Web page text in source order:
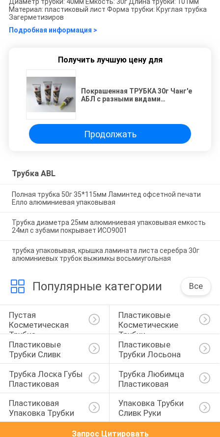
Диаметр трубки: 40мм Емкость: 30г Длина трубки: 101мм
Материал: пластиковый лист Форма трубки: Круглая трубка
Загерметизиров
Подробная информация >
Получить лучшую цену для
Покрашенная ТРУБКА 30г Чанг'е
АБЛ с разными видами
Продолжать
Трубка ABL
Полная трубка 50г 35*115мм Ламинтед офсетной печати
Елло алюминиевая упаковывая
Трубка диаметра 25мм алюминиевая упаковывая емкость
24мл с зубами покрывает ИСО9001
трубка упаковывая, крышка ламината листа серебра 30г
алюминиевых трубок выжимкы восьмиугольная
Популярные категории Все
Пустая
Косметическая
Трубка
Пластиковые
Косметические
Трубки
Пластиковые
Трубки Сливк
Пластиковые
Трубки Лосьона
Трубка Лоска Губы
Пластиковая
Трубка Любимца
Пластиковая
Пластиковая
Упаковка Трубки
Упаковка Трубки
Сливк Руки
Запрос Цитировать